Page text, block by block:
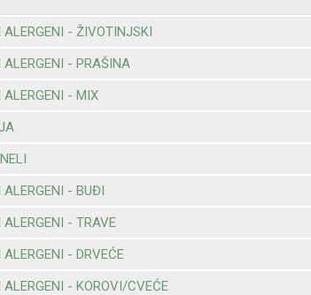
- ŽIVOTINJSKI
- PRAŠINA
- MIX
- BUĐI
- TRAVE
- DRVEĆE
- KOROVI/CVEĆE